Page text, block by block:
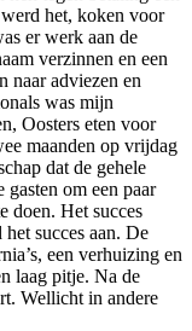
het, koken voor
er werk aan de
verzinnen en een
naar adviezen en
was mijn
Oosters eten voor
maanden op vrijdag
dat de gehele
om een paar
doen. Het succes
succes aan. De
een verhuizing en
laag pitje. Na de
Wellicht in andere